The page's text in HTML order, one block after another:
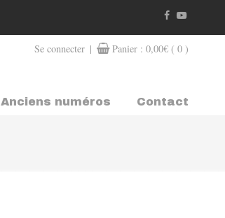
Se connecter | Panier : 0,00€ ( 0 )
Anciens numéros Contact